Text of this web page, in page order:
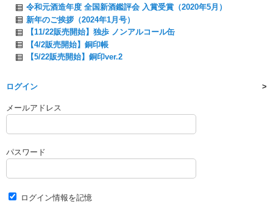
令和元酒造年度 全国新酒鑑評会 入賞受賞（2020年5月）
新年のご挨拶（2024年1月号）
【11/22販売開始】独歩 ノンアルコール缶
【4/2販売開始】銅印帳
【5/22販売開始】銅印ver.2
ログイン
メールアドレス
パスワード
ログイン情報を記憶